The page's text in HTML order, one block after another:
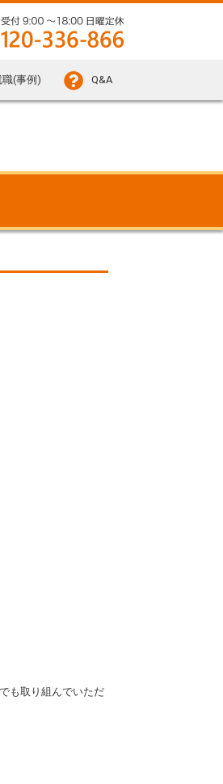
(事例) Q&A
も取り組んでいただ